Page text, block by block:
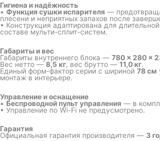
Гигиена и надёжность
• Функция сушки испарителя —
плесени и неприятных запахов после
• Конструкция адаптирована для
составе мульти-сплит-систем.
Габариты и вес
Габариты внутреннего блока — 780 × 280 ×
Вес нетто —8,5 кг, вес брутто — 11,0 кг.
Единый форм-фактор серии с шириной 78 см
монтаж в интерьере.
Управление и оснащение
• Беспроводной пульт управления — в
• Управление по Wi-Fi не предусмотрено.
Гарантия
Официальная гарантия производителя — 3